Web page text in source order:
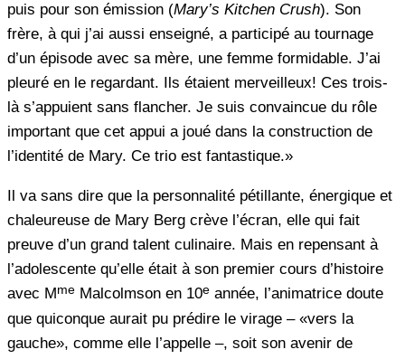
puis pour son émission (Mary’s Kitchen Crush). Son
frère, à qui j’ai aussi enseigné, a participé au tournage
d’un épisode avec sa mère, une femme formidable. J’ai
pleuré en le regardant. Ils étaient merveilleux! Ces trois-
là s’appuient sans flancher. Je suis convaincue du rôle
important que cet appui a joué dans la construction de
l’identité de Mary. Ce trio est fantastique.»
Il va sans dire que la personnalité pétillante, énergique et
chaleureuse de Mary Berg crève l’écran, elle qui fait
preuve d’un grand talent culinaire. Mais en repensant à
l’adolescente qu’elle était à son premier cours d’histoire
avec Mme Malcolmson en 10e année, l’animatrice doute
que quiconque aurait pu prédire le virage – «vers la
gauche», comme elle l’appelle –, soit son avenir de